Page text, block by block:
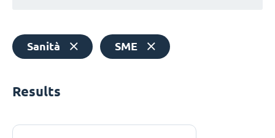
Sanità SME
Results